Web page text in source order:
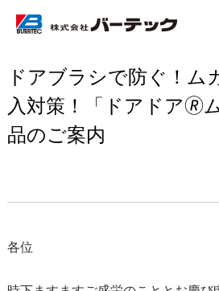
ドアブラシで防ぐ！ム
入対策！「ドアドア🄬
品のご案内
各位